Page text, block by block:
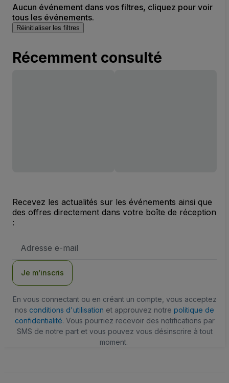
Aucun événement dans vos filtres, cliquez pour voir
tous les événements.
Réinitialiser les filtres
Récemment consulté
Recevez les actualités sur les événements ainsi que
des offres directement dans votre boîte de réception
:
e-
Je m’inscris
En vous connectant ou en créant un compte, vous acceptez
nos conditions d'utilisation et approuvez notre politique de
confidentialité. Vous pourriez recevoir des notifications par
SMS de notre part et vous pouvez vous désinscrire à tout
moment.